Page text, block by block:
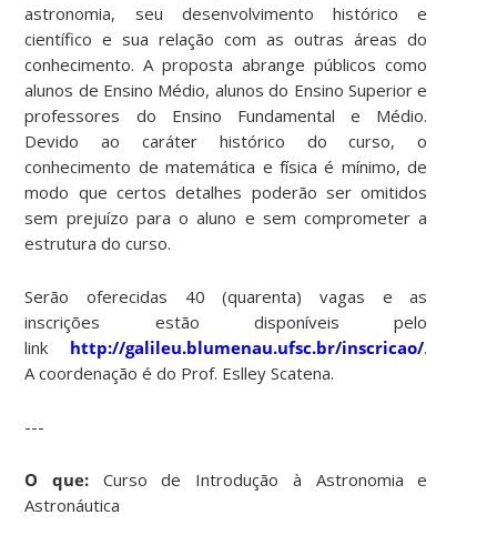
astronomia, seu desenvolvimento histórico e
científico e sua relação com as outras áreas do
conhecimento. A proposta abrange públicos como
alunos de Ensino Médio, alunos do Ensino Superior e
professores do Ensino Fundamental e Médio.
Devido ao caráter histórico do curso, o
conhecimento de matemática e física é mínimo, de
modo que certos detalhes poderão ser omitidos
sem prejuízo para o aluno e sem comprometer a
estrutura do curso.
Serão oferecidas 40 (quarenta) vagas e as
inscrições estão disponíveis pelo
link
http://galileu.blumenau.ufsc.br/inscricao/.
A coordenação é do Prof. Eslley Scatena.
---
O que: Curso de Introdução à Astronomia e
Astronáutica